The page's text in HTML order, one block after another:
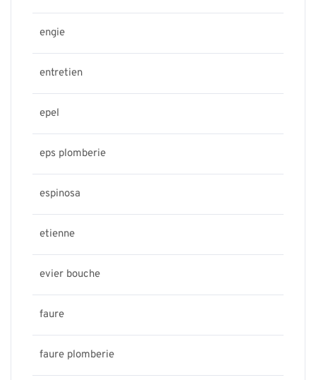
engie
entretien
epel
eps plomberie
espinosa
etienne
evier bouche
faure
faure plomberie